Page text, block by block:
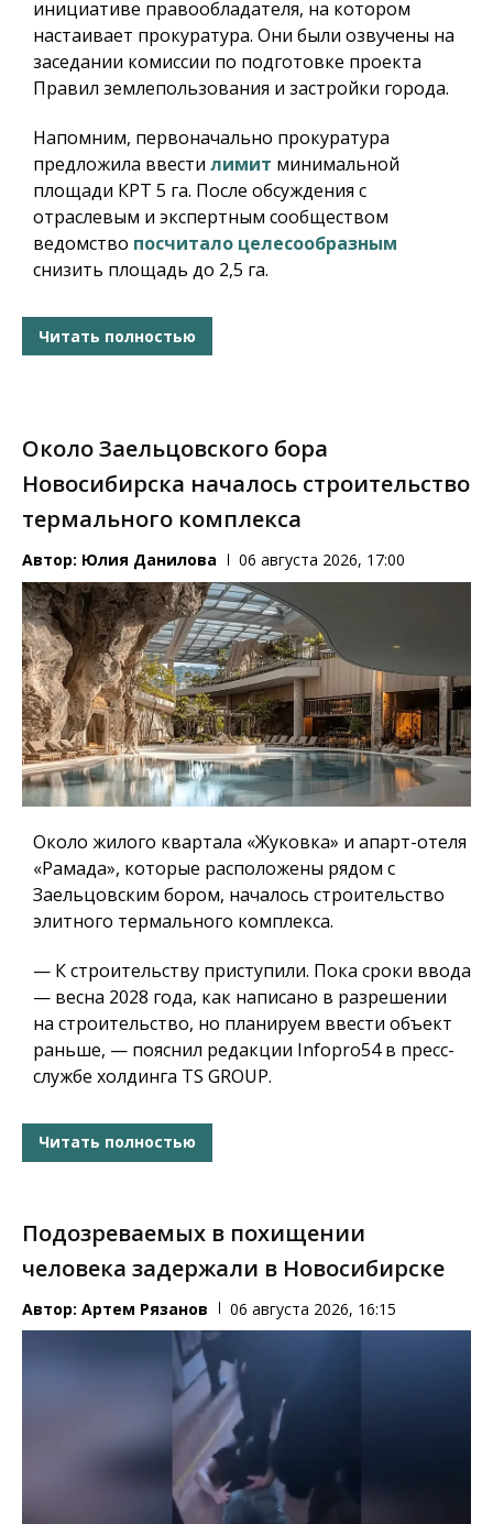
инициативе правообладателя, на котором
настаивает прокуратура. Они были озвучены на
заседании комиссии по подготовке проекта
Правил землепользования и застройки города.
Напомним, первоначально прокуратура
предложила ввести лимит минимальной
площади КРТ 5 га. После обсуждения с
отраслевым и экспертным сообществом
ведомство посчитало целесообразным
снизить площадь до 2,5 га.
Читать полностью
Около Заельцовского бора
Новосибирска началось строительство
термального комплекса
Автор: Юлия Данилова 06 августа 2026, 17:00
Около жилого квартала «Жуковка» и апарт-отеля
«Рамада», которые расположены рядом с
Заельцовским бором, началось строительство
элитного термального комплекса.
— К строительству приступили. Пока сроки ввода
— весна 2028 года, как написано в разрешении
на строительство, но планируем ввести объект
раньше, — пояснил редакции Infopro54 в пресс-
службе холдинга TS GROUP.
Читать полностью
Подозреваемых в похищении
человека задержали в Новосибирске
Автор: Артем Рязанов 06 августа 2026, 16:15